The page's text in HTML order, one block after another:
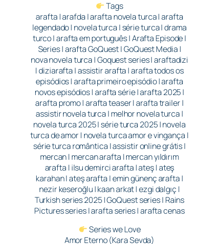
Tags
arafta | arafda | arafta novela turca | arafta
legendado | novela turca | série turca | drama
turco | arafta em português | Arafta Episode |
Series | arafta GoQuest | GoQuest Media |
nova novela turca | Goquest series | araftadizi
| diziarafta | assistir arafta | arafta todos os
episódios | arafta primeiro episódio | arafta
novos episódios | arafta série | arafta 2025 |
arafta promo | arafta teaser | arafta trailer |
assistir novela turca | melhor novela turca |
novela turca 2025 | série turca 2025 | novela
turca de amor | novela turca amor e vingança |
série turca romântica | assistir online grátis |
mercan | mercan arafta | mercan yıldırım
arafta | ilsu demirci arafta | ateş | ateş
karahan | ateş arafta | emin günenç arafta |
nezir keseroğlu | kaan arkat | ezgi dalgıç |
Turkish series 2025 | GoQuest series | Rains
Pictures series | arafta series | arafta cenas
Series we Love
Amor Eterno (Kara Sevda)